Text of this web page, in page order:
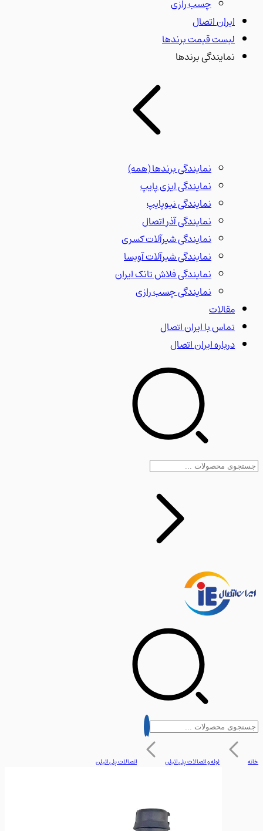
چسب رازی
ایران اتصال
لیست قیمت برندها
نمایندگی برندها
نمایندگی برندها(همه)
نمایندگی ایزی پایپ
نمایندگی نیوپایپ
نمایندگی آذر اتصال
نمایندگی شیرآلات کسری
نمایندگی شیرآلات آویسا
نمایندگی فلاش تانک ایران
نمایندگی چسب رازی
مقالات
تماس با ایران اتصال
درباره ایران اتصال
لوله و اتصالات پلی اتیلن اتصالات پلی اتیلن